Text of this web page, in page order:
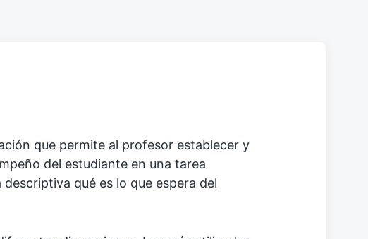
que permite al profesor establecer y
del estudiante en una tarea
qué es lo que espera del